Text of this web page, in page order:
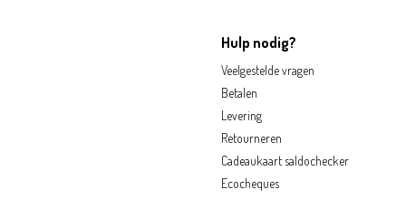
Hulp nodig?
Veelgestelde vragen
Betalen
Levering
Retourneren
Cadeaukaart saldochecker
Ecocheques